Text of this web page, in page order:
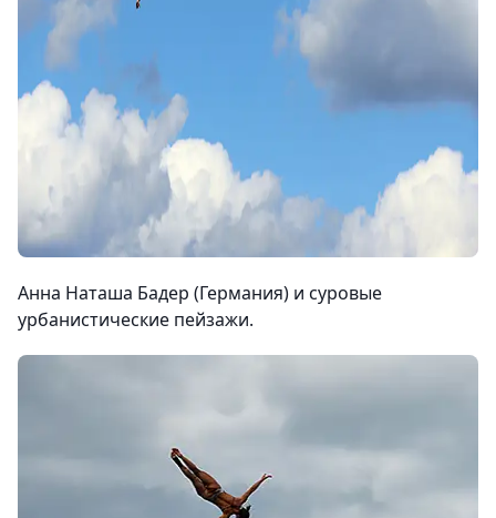
Анна Наташа Бадер (Германия) и суровые
урбанистические пейзажи.